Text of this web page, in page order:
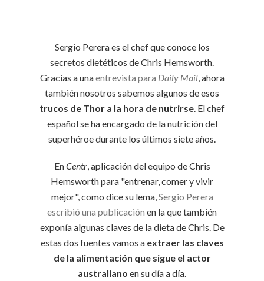
Sergio Perera es el chef que conoce los
secretos dietéticos de Chris Hemsworth.
Gracias a unaentrevista para Daily Mail, ahora
también nosotros sabemos algunos de esos
trucos de Thor a la hora de nutrirse. El chef
español se ha encargado de la nutrición del
superhéroe durante los últimos siete años.
EnCentr, aplicación del equipo de Chris
Hemsworth para "entrenar, comer y vivir
mejor", como dice su lema,Sergio Perera
escribió una publicación en la que también
exponía algunas claves de la dieta de Chris. De
estas dos fuentes vamos a extraer las claves
de la alimentación que sigue el actor
australiano en su día a día.